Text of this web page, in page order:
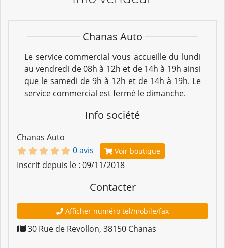
Chanas Auto
Le service commercial vous accueille du lundi
au vendredi de 08h à 12h et de 14h à 19h ainsi
que le samedi de 9h à 12h et de 14h à 19h. Le
service commercial est fermé le dimanche.
Info société
Chanas Auto
0 avis
Voir boutique
Inscrit depuis le : 09/11/2018
Contacter
Afficher numéro tel/mobile/fax
30 Rue de Revollon, 38150 Chanas